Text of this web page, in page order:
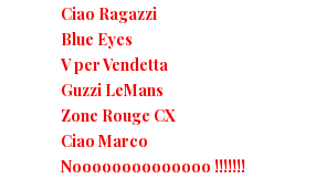
Ciao Ragazzi
Blue Eyes
V per Vendetta
Guzzi LeMans
Zone Rouge CX
Ciao Marco
Noooooooooooooo !!!!!!!